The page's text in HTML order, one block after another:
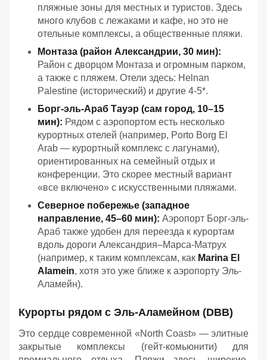
пляжные зоны для местных и туристов. Здесь
много клубов с лежаками и кафе, но это не
отельные комплексы, а общественные пляжи.
Монтаза (район Александрии, 30 мин):
Район с дворцом Монтаза и огромным парком,
а также с пляжем. Отели здесь: Helnan
Palestine (исторический) и другие 4-5*.
Борг-эль-Араб Тауэр (сам город, 10–15
мин): Рядом с аэропортом есть несколько
курортных отелей (например, Porto Borg El
Arab — курортный комплекс с лагунами),
ориентированных на семейный отдых и
конференции. Это скорее местный вариант
«все включено» с искусственными пляжами.
Северное побережье (западное
направление, 45–60 мин): Аэропорт Борг-эль-
Араб также удобен для переезда к курортам
вдоль дороги Александрия–Марса-Матрух
(например, к таким комплексам, как Marina El
Alamein, хотя это уже ближе к аэропорту Эль-
Аламейн).
Курорты рядом с Эль-Аламейном (DBB)
Это сердце современной «North Coast» — элитные
закрытые комплексы (гейт-комьюнити) для